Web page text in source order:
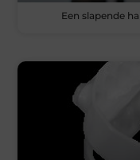
Een slapende